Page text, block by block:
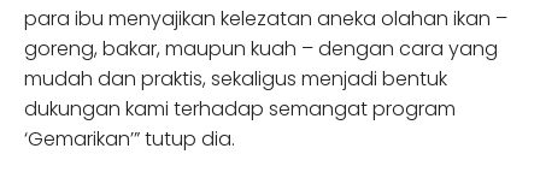
para ibu menyajikan kelezatan aneka olahan ikan –
goreng, bakar, maupun kuah – dengan cara yang
mudah dan praktis, sekaligus menjadi bentuk
dukungan kami terhadap semangat program
‘Gemarikan’” tutup dia.